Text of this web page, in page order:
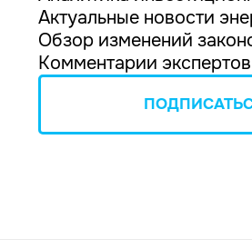
Актуальные новости
Обзор изменений
Комментарии экспертов